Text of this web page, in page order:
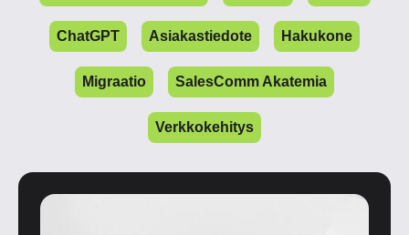
ChatGPT Asiakastiedote Hakukone
Migraatio SalesComm Akatemia
Verkkokehitys